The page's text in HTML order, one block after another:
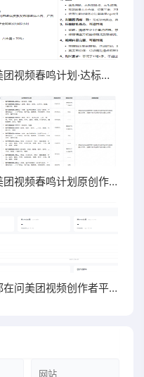
美团视频春鸣计划·达标内容发布规范
美团视频春鸣计划原创作者招募计划
都在问美团视频创作者平台--美团视频创作者中心的网址，科普下